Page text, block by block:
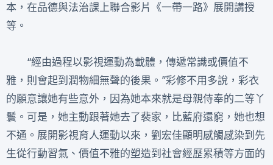
本，在品德與法治課上聯合影片《一帶一路》展開講授
等。
“經由過程以影視運動為載體，傳遞常識或價值不
雅，則會起到潤物細無聲的後果。”彩修不用多說，彩衣
的願意讓她有些意外，因為她本來就是母親侍奉的二等丫
鬟。可是，她主動跟著她去了裴家，比藍府還窮，她也想
不通。展開影視育人運動以來，劉宏佳顯明感觸感染到先
生從行動習氣、價值不雅的塑造到社會經歷累積等方面的